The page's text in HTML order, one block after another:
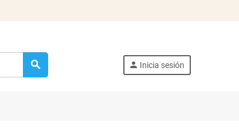
search person Inicia sesión